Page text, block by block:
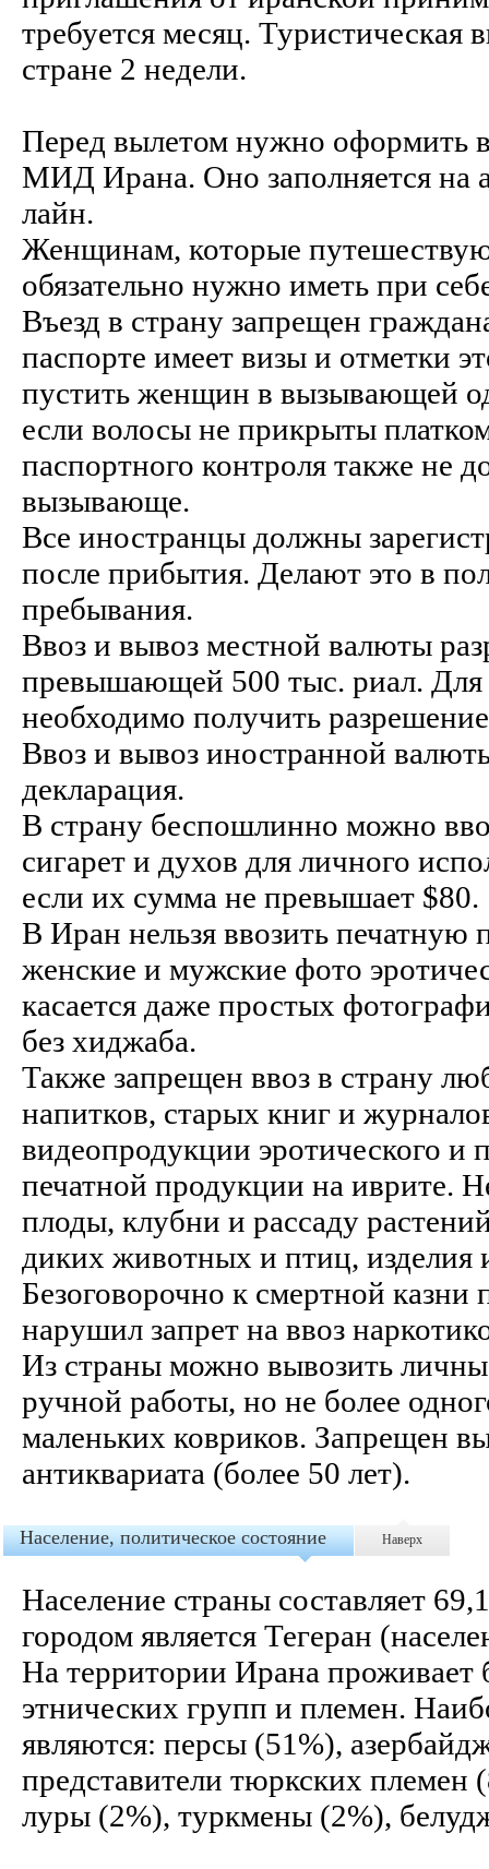
требуется месяц. Туристическая
стране 2 недели.
Перед вылетом нужно оформить
МИД Ирана. Оно заполняется на
лайн.
Женщинам, которые
обязательно нужно иметь при
Въезд в страну запрещен
паспорте имеет визы и отметки
пустить женщин в вызывающей
если волосы не прикрыты
паспортного контроля также не
вызывающе.
Все иностранцы должны
после прибытия. Делают это в
пребывания.
Ввоз и вывоз местной валюты
превышающей 500 тыс. риал.
необходимо получить
Ввоз и вывоз иностранной
декларация.
В страну беспошлинно можно
сигарет и духов для личного
если их сумма не превышает $80.
В Иран нельзя ввозить
женские и мужские фото
касается даже простых
без хиджаба.
Также запрещен ввоз в страну
напитков, старых книг и
видеопродукции эротического и
печатной продукции на иврите.
плоды, клубни и рассаду
диких животных и птиц, изделия
Безоговорочно к смертной казни
нарушил запрет на ввоз
Из страны можно вывозить
ручной работы, но не более
маленьких ковриков. Запрещен
антиквариата (более 50 лет).
Население, политическое состояние Наверх
Население страны составляет
городом является Тегеран
На территории Ирана проживает
этнических групп и племен.
являются: персы (51%),
представители тюркских
луры (2%), туркмены (2%),